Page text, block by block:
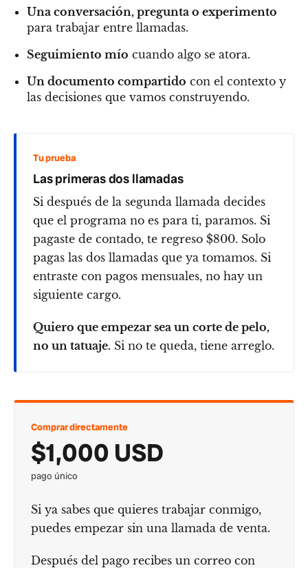
Una conversación, pregunta o experimento
para trabajar entre llamadas.
Seguimiento mío cuando algo se atora.
Un documento compartido con el contexto y
las decisiones que vamos construyendo.
Tu prueba
Las primeras dos llamadas
Si después de la segunda llamada decides
que el programa no es para ti, paramos. Si
pagaste de contado, te regreso $800. Solo
pagas las dos llamadas que ya tomamos. Si
entraste con pagos mensuales, no hay un
siguiente cargo.
Quiero que empezar sea un corte de pelo,
no un tatuaje. Si no te queda, tiene arreglo.
Comprar directamente
$1,000 USD
pago único
Si ya sabes que quieres trabajar conmigo,
puedes empezar sin una llamada de venta.
Después del pago recibes un correo con